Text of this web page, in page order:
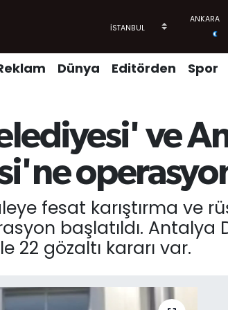
Dünya Editörden Spor
ve
fesat karıştırma ve
başlatıldı. Antalya
22 gözaltı kararı var.